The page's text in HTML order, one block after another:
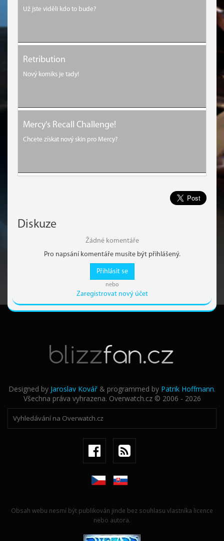
Už jste viděli kdo to bude?
Retribution
Nový komiks je tady!
Mercy's Recall Challenge!
Chcete získat nový skin pro Mercy?
Diskuze
Žádné komentáře
Pro napsání komentáře musíte být přihlášený.
Přihlásit se
nebo
Zaregistrovat nový účet
Designed by Jaroslav Kovář & programmed by Patrik Hoffmann.
Všechna práva vyhrazena. Overwatch.cz © 2006 - 2026
Obsah webu nesmí být publikován jinde bez souhlasu vlastníka licence
nebo autora.